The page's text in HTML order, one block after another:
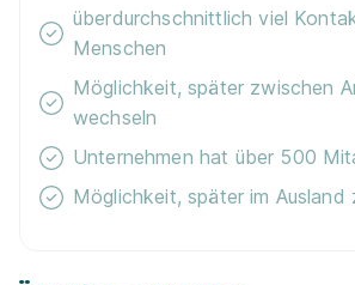
überdurchschnittlich viel
Menschen
Möglichkeit, später zwischen
wechseln
Unternehmen hat über 500
Möglichkeit, später im Ausland